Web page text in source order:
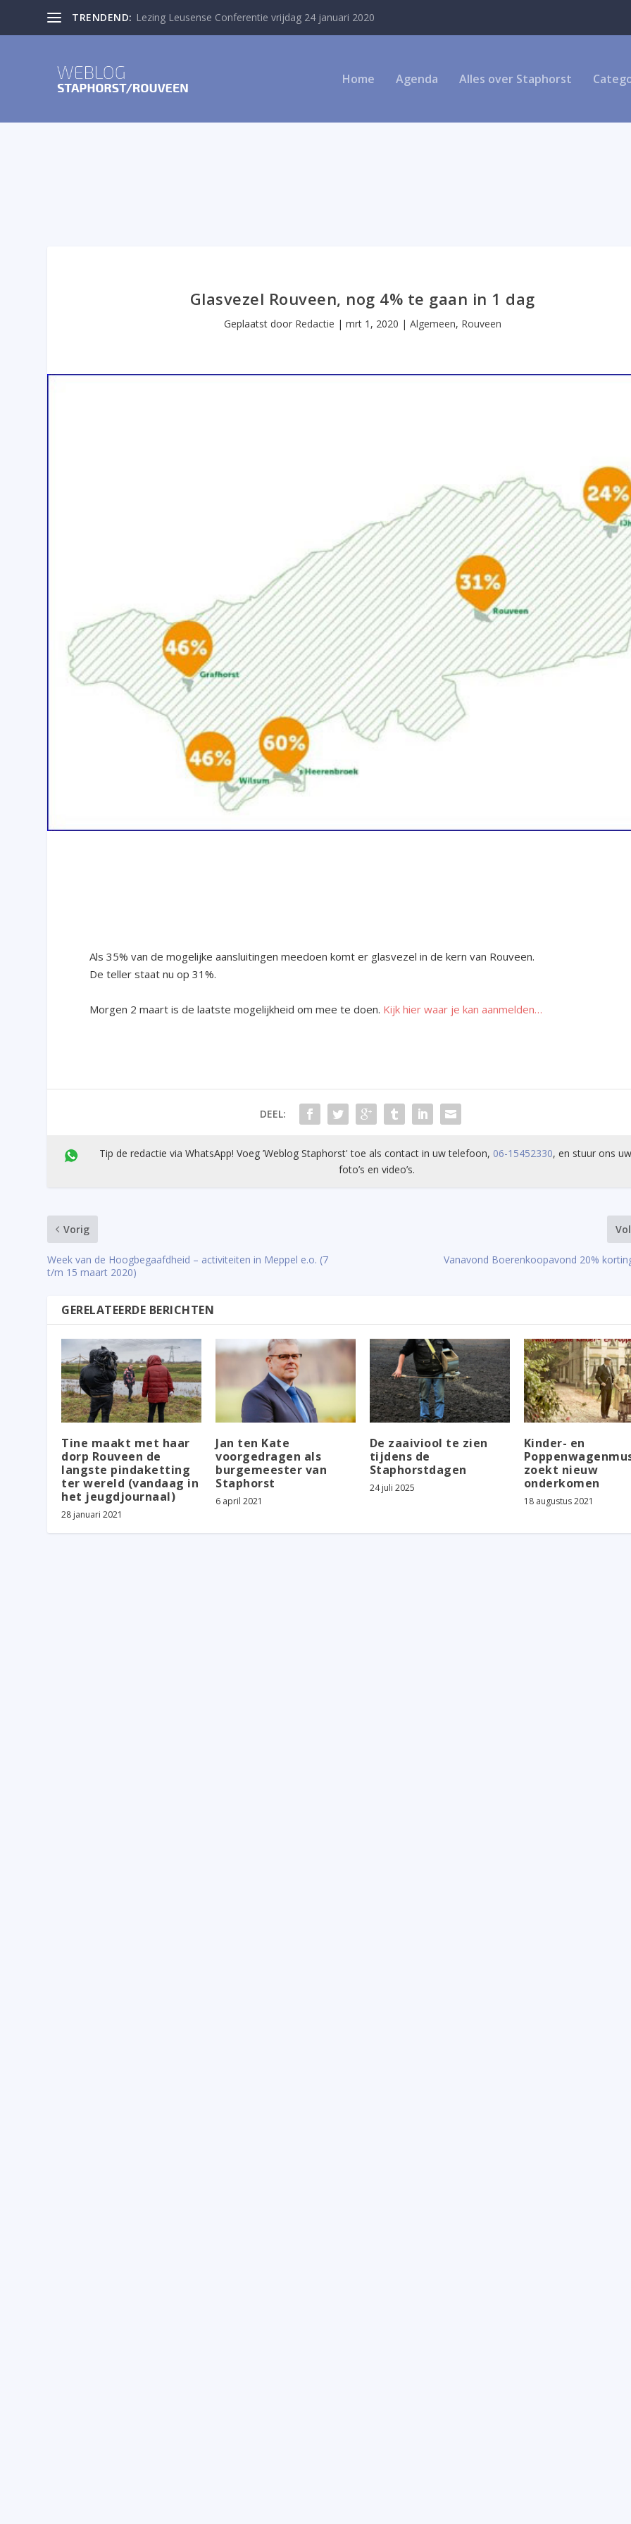
TRENDEND: Lezing Leusense Conferentie vrijdag 24 januari 2020
Home Agenda Alles over Staphorst
Glasvezel Rouveen, nog 4% te gaan in 1 dag
Geplaatst door Redactie | mrt 1, 2020 | Algemeen, Rouveen
Als 35% van de mogelijke aansluitingen meedoen komt er glasvezel in de kern van Rouveen.
De teller staat nu op 31%.
Morgen 2 maart is de laatste mogelijkheid om mee te doen. Kijk hier waar je kan aanmelden…
DEEL:
Tip de redactie via WhatsApp! Voeg ’Weblog Staphorst' toe als contact in uw telefoon, 06-15452330, en stuur ons
foto’s en video’s.
Vorig
Week van de Hoogbegaafdheid – activiteiten in Meppel e.o. (7
t/m 15 maart 2020)
Vanavond Boerenkoopavond 20%
GERELATEERDE BERICHTEN
Tine maakt met haar
dorp Rouveen de
langste pindaketting
ter wereld (vandaag in
het jeugdjournaal)
28 januari 2021
Jan ten Kate
voorgedragen als
burgemeester van
Staphorst
6 april 2021
De zaaiviool te zien
tijdens de
Staphorstdagen
24 juli 2025
Kinder- en
zoekt nieuw
onderkomen
18 augustus 2021